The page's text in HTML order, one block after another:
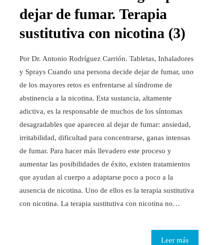
dejar de fumar. Terapia
sustitutiva con nicotina (3)
Por Dr. Antonio Rodríguez Carrión. Tabletas, Inhaladores
y Sprays Cuando una persona decide dejar de fumar, uno
de los mayores retos es enfrentarse al síndrome de
abstinencia a la nicotina. Esta sustancia, altamente
adictiva, es la responsable de muchos de los síntomas
desagradables que aparecen al dejar de fumar: ansiedad,
irritabilidad, dificultad para concentrarse, ganas intensas
de fumar. Para hacer más llevadero este proceso y
aumentar las posibilidades de éxito, existen tratamientos
que ayudan al cuerpo a adaptarse poco a poco a la
ausencia de nicotina. Uno de ellos es la terapia sustitutiva
con nicotina. La terapia sustitutiva con nicotina no…
Leer más